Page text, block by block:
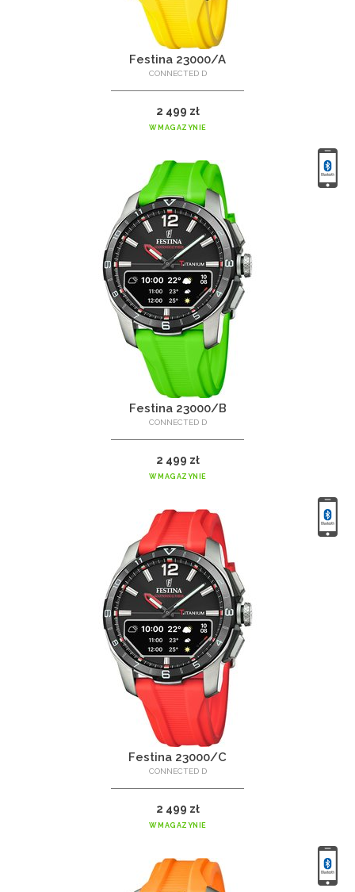
Festina 23000/A
CONNECTED D
2 499 zł
W MAGAZYNIE
Festina 23000/B
CONNECTED D
2 499 zł
W MAGAZYNIE
Festina 23000/C
CONNECTED D
2 499 zł
W MAGAZYNIE